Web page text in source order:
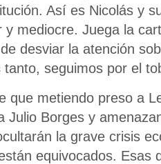
Así es Nicolás y
y mediocre. Juega la
desviar la atención
seguimos por el
que metiendo preso a
Julio Borges y
la grave crisis
equivocados. Esas